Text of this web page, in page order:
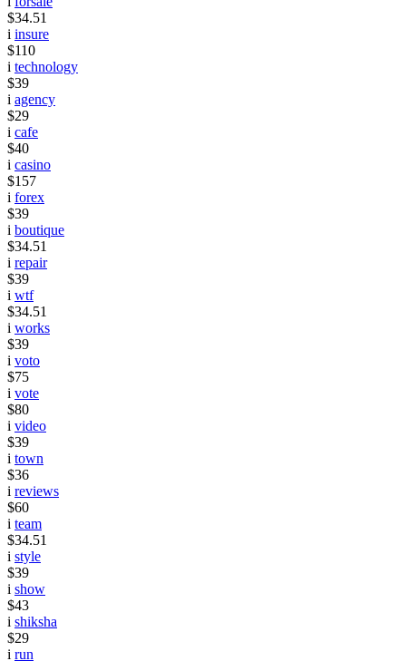
$34.51
i insure
$110
i technology
$39
i agency
$29
i cafe
$40
i casino
$157
i forex
$39
i boutique
$34.51
i repair
$39
i wtf
$34.51
i works
$39
i voto
$75
i vote
$80
i video
$39
i town
$36
i reviews
$60
i team
$34.51
i style
$39
i show
$43
i shiksha
$29
i run